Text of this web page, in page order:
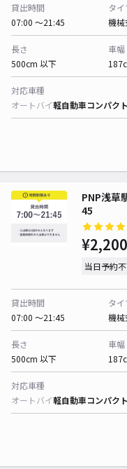
貸出時間
07:00 〜21:45
タイ
機械
長さ
500cm 以下
車幅
対応車種
オートバイ軽自動車コンパク
PNP浅草
45
当日予約
貸出時間
07:00 〜21:45
タイ
機械
長さ
500cm 以下
車幅
対応車種
オートバイ軽自動車コンパク